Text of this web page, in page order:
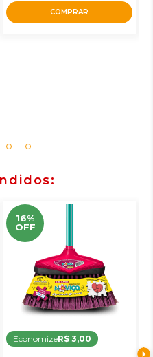
COMPRAR
16%
OFF
EconomizeR$ 3,00